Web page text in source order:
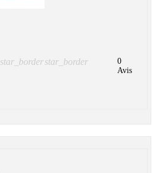
star_borderstar_border
0
Avis